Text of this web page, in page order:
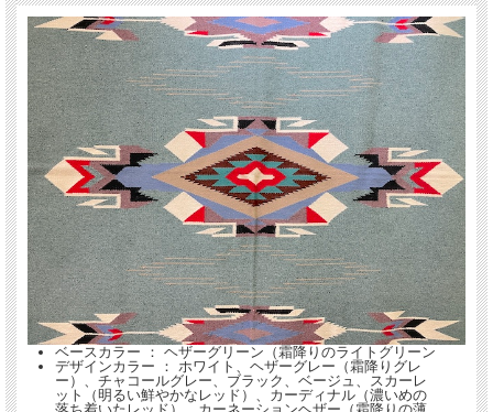
ベースカラー ： ヘザーグリーン（霜降りのライトグリーン
デザインカラー ： ホワイト、ヘザーグレー（霜降りグレ
ー）、チャコールグレー、ブラック、ベージュ、スカーレ
ット（明るい鮮やかなレッド）、カーディナル（濃いめの